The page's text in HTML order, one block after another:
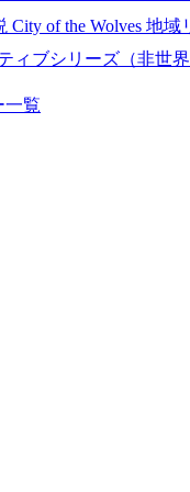
City of the Wolves 地域
ィブシリーズ（非世界
一覧